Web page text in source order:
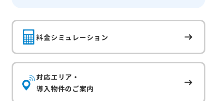
料金シミュレーション
対応エリア・
導入物件のご案内